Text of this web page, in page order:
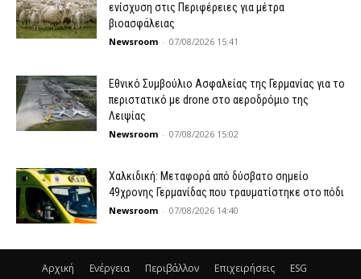
ενίσχυση στις Περιφέρειες για μέτρα
βιοασφάλειας
Newsroom - 07/08/2026 15:41
Εθνικό Συμβούλιο Ασφαλείας της Γερμανίας για το
περιστατικό με drone στο αεροδρόμιο της
Λειψίας
Newsroom - 07/08/2026 15:02
Χαλκιδική: Μεταφορά από δύσβατο σημείο
49χρονης Γερμανίδας που τραυματίστηκε στο πόδι
Newsroom - 07/08/2026 14:40
Αρχική Ενέργεια Περιβάλλον Επιχειρήσεις
ESG